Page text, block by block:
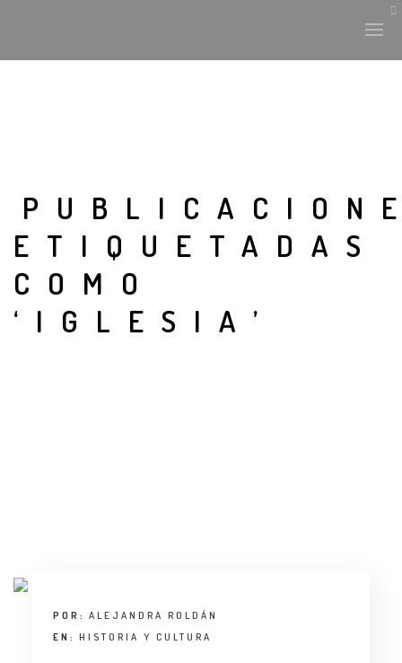
ETIQUETADAS
COMO
‘IGLESIA’
POR: ALEJANDRA ROLDÁN
EN: HISTORIA Y CULTURA